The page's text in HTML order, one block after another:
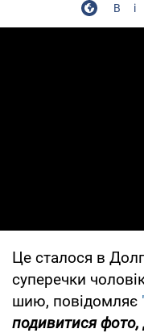
Це сталося в
суперечки
шию, повідомляє
подивитися фото,